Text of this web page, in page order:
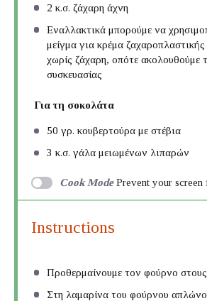
2 κ.σ. ζάχαρη άχνη
Εναλλακτικά μπορούμε να
μείγμα για κρέμα
χωρίς ζάχαρη, οπότε ακολουθούμε
συσκευασίας
Για τη σοκολάτα
50 γρ. κουβερτούρα με στέβια
3 κ.σ. γάλα μειωμένων λιπαρών
Cook Mode Prevent your
Instructions
Προθερμαίνουμε τον φούρνο στους
Στη λαμαρίνα του φούρνου